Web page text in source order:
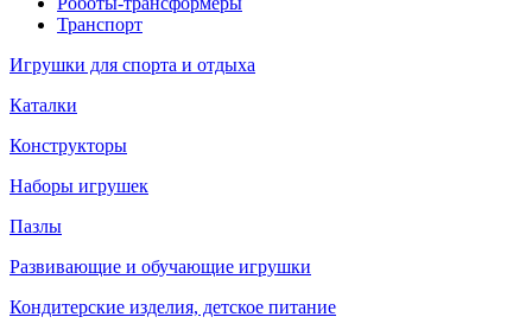
Транспорт
Игрушки для спорта и отдыха
Каталки
Конструкторы
Наборы игрушек
Пазлы
Развивающие и обучающие игрушки
Кондитерские изделия, детское питание